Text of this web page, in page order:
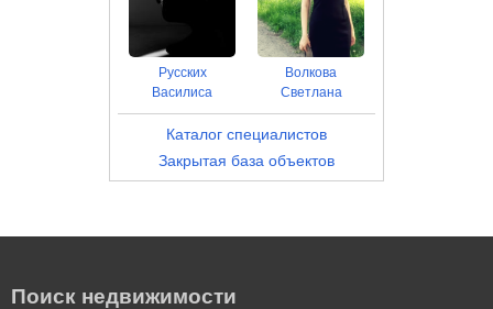
Русских
Василиса
Волкова
Светлана
Каталог специалистов
Закрытая база объектов
Поиск недвижимости